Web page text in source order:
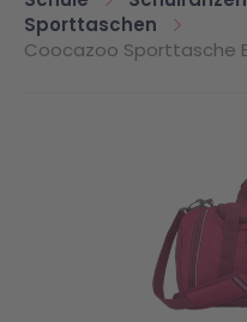
Sporttaschen
Coocazoo Sporttasche